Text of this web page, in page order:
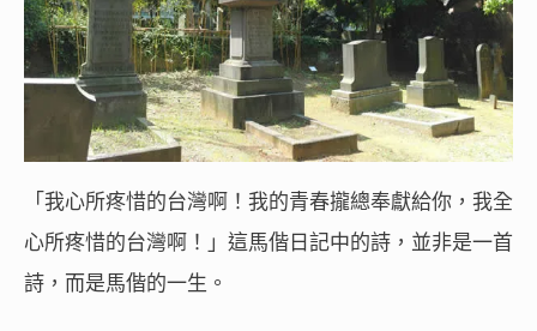
「我心所疼惜的台灣啊！我的青春攏總奉獻給你，我全
心所疼惜的台灣啊！」這馬偕日記中的詩，並非是一首
詩，而是馬偕的一生。